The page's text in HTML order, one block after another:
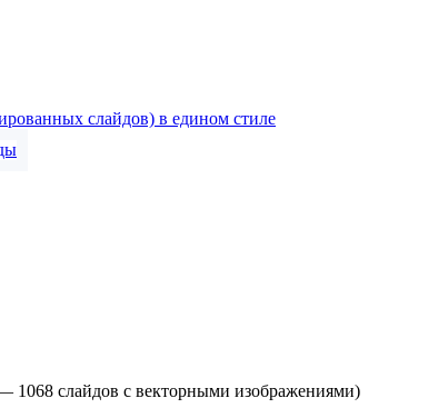
слайдов) в едином стиле
1068 слайдов с векторными изображениями)